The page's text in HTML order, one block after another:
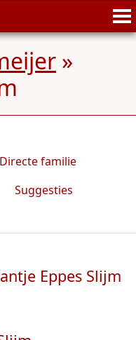
»
Directe familie
Suggesties
Eppes Slijm